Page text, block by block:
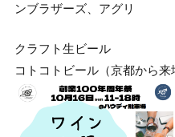
ンブラザーズ、アグリ
クラフト生ビール
コトコトビール（京都から来